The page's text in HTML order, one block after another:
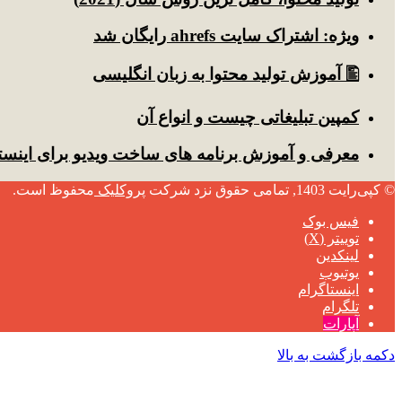
ویژه: اشتراک سایت ahrefs رایگان شد
🖺 آموزش تولید محتوا به زبان انگلیسی
کمپین تبلیغاتی چیست و انواع آن
معرفی و آموزش برنامه های ساخت ویدیو برای
© کپی‌رایت 1403, تمامی حقوق نزد شرکت پروکلیک محفوظ است.
فیس بوک
توییتر (X)
لینکدین
یوتیوب
اینستاگرام
تلگرام
آپارات
دکمه بازگشت به بالا